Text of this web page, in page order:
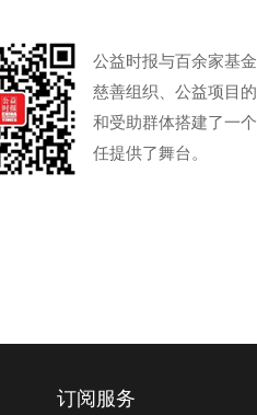
公益时报与百余家基
慈善组织、公益项目
和受助群体搭建了一
任提供了舞台。
订阅服务